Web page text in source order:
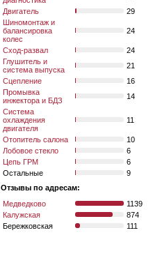
Двигатель
29
Шиномонтаж и
балансировка
колес
24
Сход-развал
24
Глушитель и
система выпуска
21
Сцепление
16
Промывка
инжектора и БДЗ
14
Система
охлаждения
двигателя
11
Отопитель салона
10
Лобовое стекло
6
Цепь ГРМ
6
Остальные
9
Отзывы по адресам:
Медведково
1139
Калужская
874
Бережковская
111